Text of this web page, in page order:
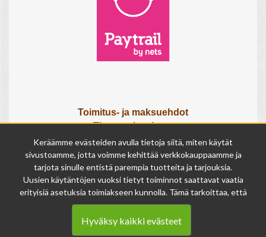
Toimitus- ja maksuehdot
Tietosuojaseloste
Tietoa meistä
Osta lahjakortti
Tilauksen peruutuslomake
Olemme avoinna
ma - pe 9 - 17
la 9 - 14
su suljettu
Keräämme evästeiden avulla tietoja siitä, miten käytät
sivustoamme, jotta voimme kehittää verkkokauppaamme ja
tarjota sinulle entistä parempia tuotteita ja tarjouksia.
Uusien käytäntöjen vuoksi tietyt toiminnot saattavat vaatia
erityisiä asetuksia toimiakseen kunnolla. Tämä tarkoittaa, että
joissakin tapauksissa anonymisoidut tiedot voivat kertyä,
vaikka olisit kieltänyt evästeiden käytön. Näitä tietoja
käytetään ainoastaan palvelumme parantamiseen, eikä niistä
Hyväksy kaikki evästeet